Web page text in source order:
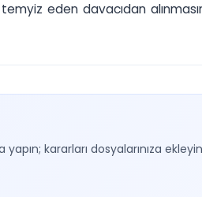
eden davacıdan
kararları dosyalarınıza